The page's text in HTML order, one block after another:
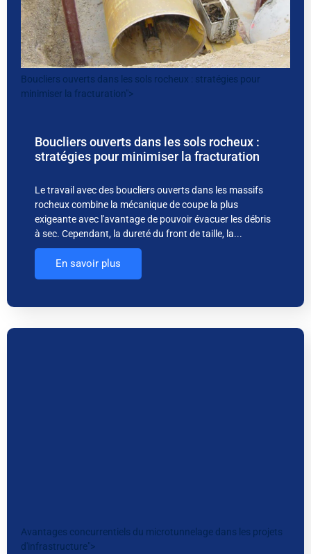
Boucliers ouverts dans les sols rocheux : stratégies pour
minimiser la fracturation">
Boucliers ouverts dans les sols rocheux :
stratégies pour minimiser la fracturation
Le travail avec des boucliers ouverts dans les massifs
rocheux combine la mécanique de coupe la plus
exigeante avec l'avantage de pouvoir évacuer les débris
à sec. Cependant, la dureté du front de taille, la...
En savoir plus
Avantages concurrentiels du microtunnelage dans les projets
d'infrastructure">